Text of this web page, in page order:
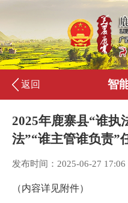
返回 智
2025年鹿寨县“谁执
法”“谁主管谁负责”
发布时间：2025-06-27
（内容详见附件）